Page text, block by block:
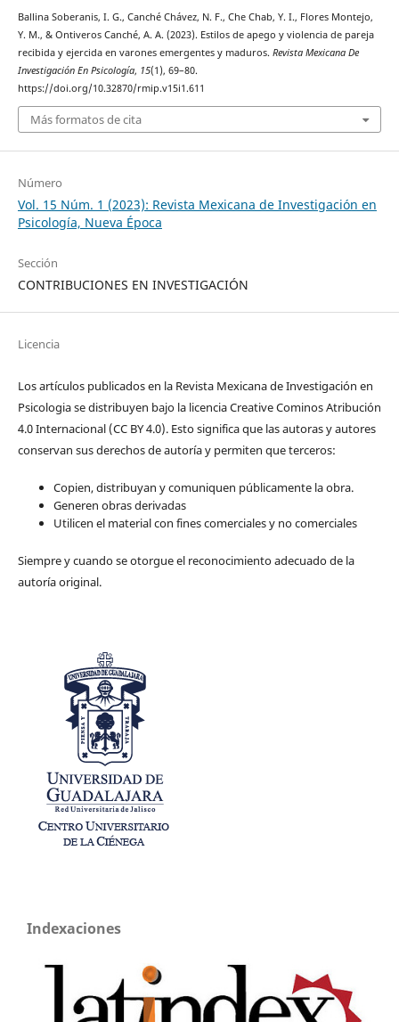
Ballina Soberanis, I. G., Canché Chávez, N. F., Che Chab, Y. I., Flores Montejo,
Y. M., & Ontiveros Canché, A. A. (2023). Estilos de apego y violencia de pareja
recibida y ejercida en varones emergentes y maduros. Revista Mexicana De
Investigación En Psicología, 15(1), 69–80.
https://doi.org/10.32870/rmip.v15i1.611
Más formatos de cita
Número
Vol. 15 Núm. 1 (2023): Revista Mexicana de Investigación en
Psicología, Nueva Época
Sección
CONTRIBUCIONES EN INVESTIGACIÓN
Licencia
Los artículos publicados en la Revista Mexicana de Investigación en
Psicologia se distribuyen bajo la licencia Creative Cominos Atribución
4.0 Internacional (CC BY 4.0). Esto significa que las autoras y autores
conservan sus derechos de autoría y permiten que terceros:
Copien, distribuyan y comuniquen públicamente la obra.
Generen obras derivadas
Utilicen el material con fines comerciales y no comerciales
Siempre y cuando se otorgue el reconocimiento adecuado de la
autoría original.
Indexaciones